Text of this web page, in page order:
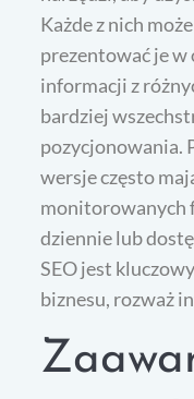
Każde z nich
prezentować je
informacji z
bardziej
pozycjonowania.
wersje często
monitorowanych
dziennie lub
SEO jest
biznesu, rozważ